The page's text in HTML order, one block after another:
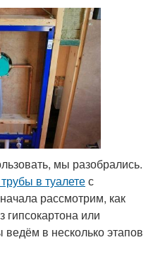
мы разобрались.
в туалетес
рассмотрим, как
гипсокартона или
в несколько этапов